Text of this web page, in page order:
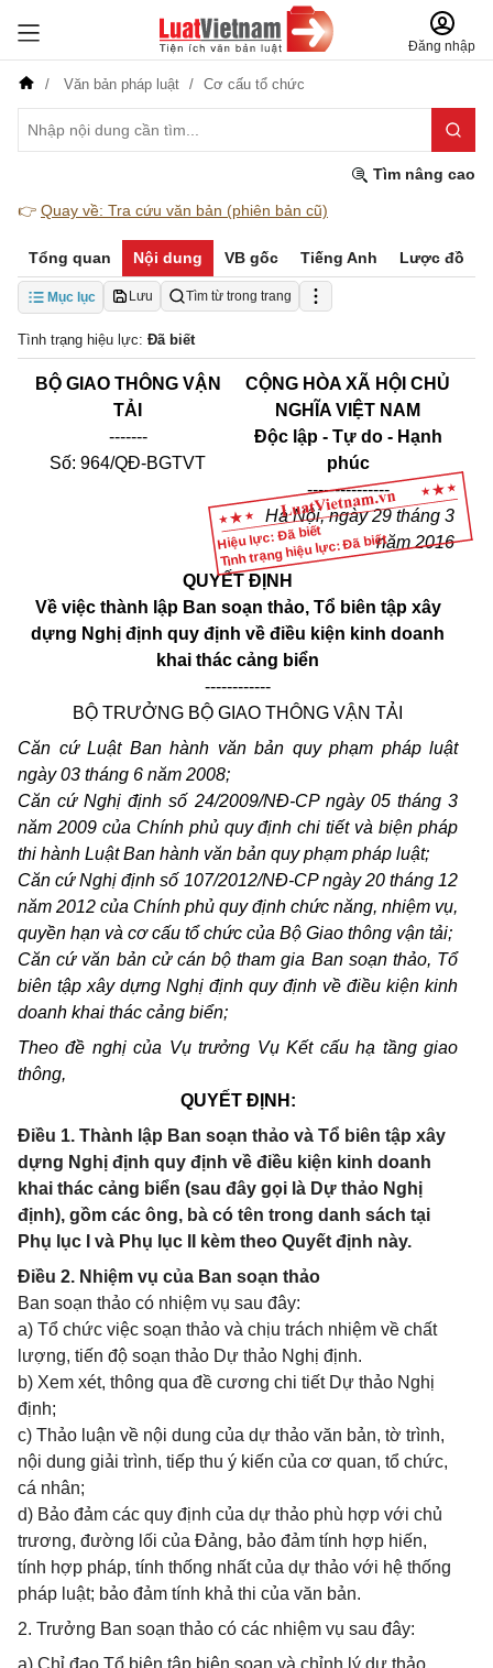
Đăng nhập
Văn bản pháp luật Cơ cấu tổ chức
Tìm nâng cao
👉 Quay về: Tra cứu văn bản (phiên bản cũ)
Tổng quan Nội dung VB gốc Tiếng Anh Lược đồ
Mục lục Lưu Tìm từ trong trang
Tình trạng hiệu lực: Đã biết
Hiệu lực: Đã biết
Tình trạng hiệu lực: Đã biết
BỘ GIAO THÔNG VẬN
TẢI
-------
Số: 964/QĐ-BGTVT
CỘNG HÒA XÃ HỘI CHỦ
NGHĨA VIỆT NAM
Độc lập - Tự do - Hạnh
phúc
---------------
Hà Nội, ngày 29 tháng 3
năm 2016
QUYẾT ĐỊNH
Về việc thành lập Ban soạn thảo, Tổ biên tập xây
dựng Nghị định quy định về điều kiện kinh doanh
khai thác cảng biển
------------
BỘ TRƯỞNG BỘ GIAO THÔNG VẬN TẢI
Căn cứ Luật Ban hành văn bản quy phạm pháp luật
ngày 03 tháng 6 năm 2008;
Căn cứ Nghị định số 24/2009/NĐ-CP ngày 05 tháng 3
năm 2009 của Chính phủ quy định chi tiết và biện pháp
thi hành Luật Ban hành văn bản quy phạm pháp luật;
Căn cứ Nghị định số 107/2012/NĐ-CP ngày 20 tháng 12
năm 2012 của Chính phủ quy định chức năng, nhiệm vụ,
quyền hạn và cơ cấu tổ chức của Bộ Giao thông vận tải;
Căn cứ văn bản cử cán bộ tham gia Ban soạn thảo, Tổ
biên tập xây dựng Nghị định quy định về điều kiện kinh
doanh khai thác cảng biển;
Theo đề nghị của Vụ trưởng Vụ Kết cấu hạ tầng giao
thông,
QUYẾT ĐỊNH:
Điều 1. Thành lập Ban soạn thảo và Tổ biên tập xây
dựng Nghị định quy định về điều kiện kinh doanh
khai thác cảng biển (sau đây gọi là Dự thảo Nghị
định), gồm các ông, bà có tên trong danh sách tại
Phụ lục I và Phụ lục II kèm theo Quyết định này.
Điều 2. Nhiệm vụ của Ban soạn thảo
Ban soạn thảo có nhiệm vụ sau đây:
a) Tổ chức việc soạn thảo và chịu trách nhiệm về chất
lượng, tiến độ soạn thảo Dự thảo Nghị định.
b) Xem xét, thông qua đề cương chi tiết Dự thảo Nghị
định;
c) Thảo luận về nội dung của dự thảo văn bản, tờ trình,
nội dung giải trình, tiếp thu ý kiến của cơ quan, tổ chức,
cá nhân;
d) Bảo đảm các quy định của dự thảo phù hợp với chủ
trương, đường lối của Đảng, bảo đảm tính hợp hiến,
tính hợp pháp, tính thống nhất của dự thảo với hệ thống
pháp luật; bảo đảm tính khả thi của văn bản.
2. Trưởng Ban soạn thảo có các nhiệm vụ sau đây:
a) Chỉ đạo Tổ biên tập biên soạn và chỉnh lý dự thảo